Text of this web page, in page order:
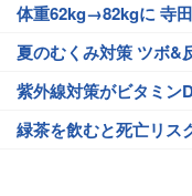
体重62kg→82kgに 寺
夏のむくみ対策 ツボ&
紫外線対策がビタミン
緑茶を飲むと死亡リス